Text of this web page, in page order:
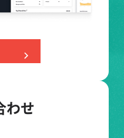
わせ